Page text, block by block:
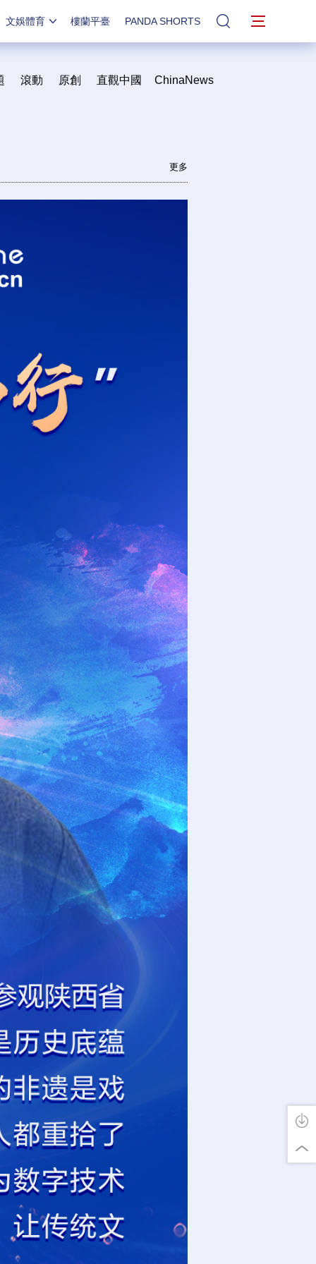
文娛體育 樓蘭平臺 PANDA SHORTS 站內搜索
滾動 原創 直觀中國 ChinaNews
更多